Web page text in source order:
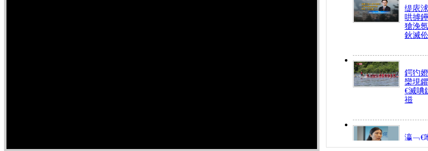
缇庡
哄摢
獊浼
鈥滅
鍔犳
欒垷
€滅唺
禌
瀛﹁€
€间笢